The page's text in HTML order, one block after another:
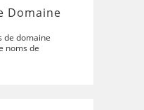
Domaine
de domaine
noms de